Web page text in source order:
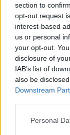
section to
opt-out request
interest-based
us or personal
your opt-out.
disclosure of
IAB’s list of
also be
Downstream
Personal